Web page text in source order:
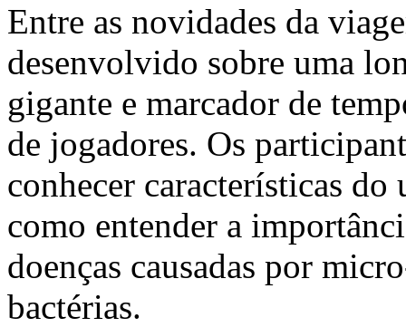
Entre as novidades da
desenvolvido sobre uma
gigante e marcador de
de jogadores. Os
conhecer características
como entender a
doenças causadas por
bactérias.